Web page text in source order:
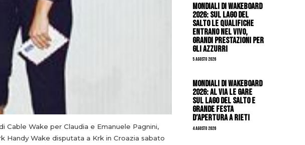
Cable Wake per Claudia e Emanuele Pagnini,
Handy Wake disputata a Krk in Croazia sabato
Mondiali di Wakeboard
2026: sul Lago del
Salto le qualifiche
entrano nel vivo,
grandi prestazioni per
gli azzurri
5 Agosto 2026
Mondiali di Wakeboard
2026: al via le gare
sul Lago del Salto e
grande festa
d’apertura a Rieti
4 Agosto 2026